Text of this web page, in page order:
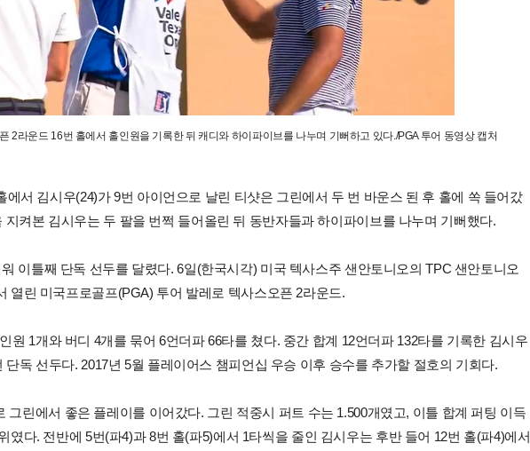
2라운드 16번 홀에서 홀인원을 기록한 뒤 캐디와 하이파이브를 나누며 기뻐하고 있다./PGA 투어 동영상 캡처
에서 김시우(24)가 9번 아이언으로 날린 티샷은 그린에서 두 번 바운스 된 후 홀에 쏙 들어갔
지켜본 김시우는 두 팔을 번쩍 들어올린 뒤 동반자들과 하이파이브를 나누며 기뻐했다.
이틀째 단독 선두를 달렸다. 6일(한국시각) 미국 텍사스주 샌안토니오의 TPC 샌안토니오
열린 미국프로골프(PGA) 투어 발레로 텍사스오픈 2라운드.
원 1개와 버디 4개를 묶어 6언더파 66타를 쳤다. 중간 합계 12언더파 132타를 기록한 김시우
단독 선두다. 2017년 5월 플레이어스 챔피언십 우승 이후 승수를 추가할 절호의 기회다.
그린에서 좋은 플레이를 이어갔다. 그린 적중시 퍼트 수는 1.500개였고, 이틀 합계 퍼팅 이득
였다. 전반에 5번(파4)과 8번 홀(파5)에서 1타씩을 줄인 김시우는 후반 들어 12번 홀(파4)에서